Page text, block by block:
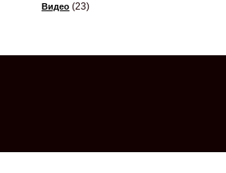
Видео (23)